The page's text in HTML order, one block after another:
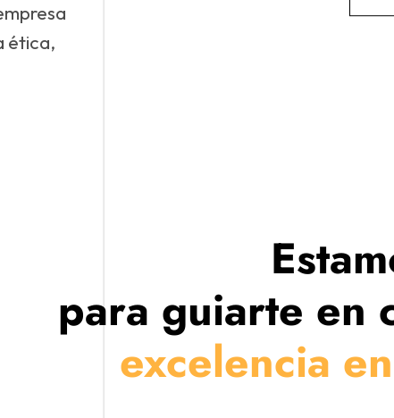
ética,
para guiarte en
excelencia